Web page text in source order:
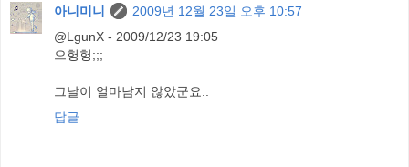
아니미니
2009년 12월 23일 오후 10:57
@LgunX - 2009/12/23 19:05
으헝헝;;;
그날이 얼마남지 않았군요..
답글